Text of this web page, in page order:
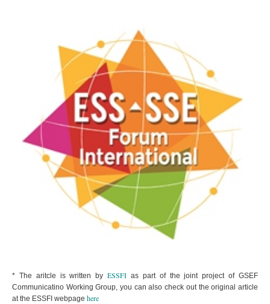
* The aritcle is written byESSFI as part of the joint project of GSEF
Communicatino Working Group, you can also check out the original article
at the ESSFI webpage here